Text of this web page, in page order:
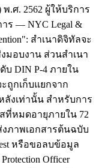
ศ. 2562 ผู้ให้บริการ
ร — NYC Legal &
สำเนาดิจิทัลจะ
มอบงาน ส่วนสำเนา
บ DIN P-4 ภายใน
ะถูกเก็บแยกจาก
ลังเท่านั้น สำหรับการ
ที่หมดอายุภายใน 72
ภาพเอกสารต้นฉบับ
หรือขอลบข้อมูล
Officer